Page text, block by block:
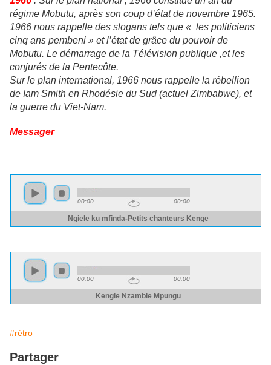
régime Mobutu, après son coup d’état de novembre 1965.
1966 nous rappelle des slogans tels que « les politiciens
cinq ans pembeni » et l’état de grâce du pouvoir de
Mobutu. Le démarrage de la Télévision publique ,et les
conjurés de la Pentecôte.
Sur le plan international, 1966 nous rappelle la rébellion
de Iam Smith en Rhodésie du Sud (actuel Zimbabwe), et
la guerre du Viet-Nam.
Messager
#rétro
Partager